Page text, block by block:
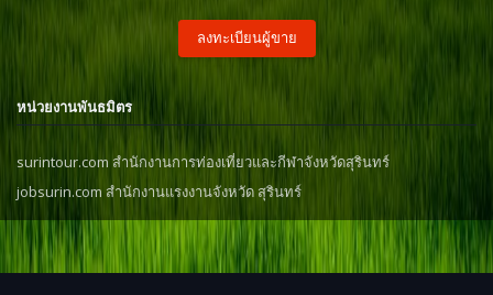
ลงทะเบียนผู้ขาย
หน่วยงานพันธมิตร
surintour.com สำนักงานการท่องเที่ยวและกีฬาจังหวัดสุรินทร์
jobsurin.com สำนักงานแรงงานจังหวัด สุรินทร์